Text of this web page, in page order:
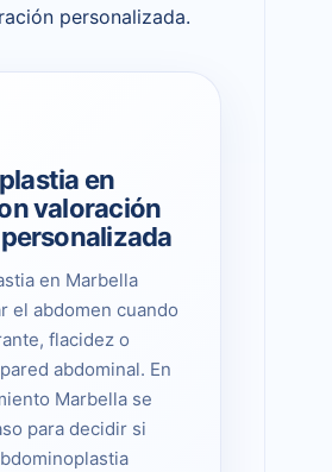
personalizada.
en
valoración
en Marbella
el abdomen cuando
flacidez o
abdominal. En
Marbella se
para decidir si